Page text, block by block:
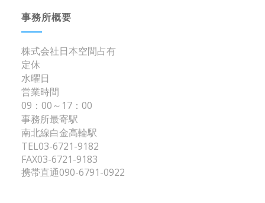
事務所概要
株式会社日本空間占有
定休
水曜日
営業時間
09：00～17：00
事務所最寄駅
南北線白金高輪駅
TEL03-6721-9182
FAX03-6721-9183
携帯直通090-6791-0922